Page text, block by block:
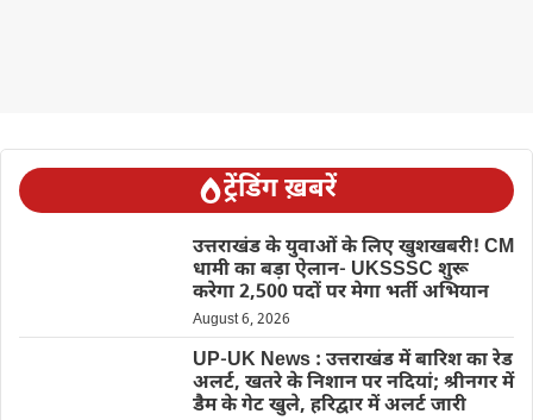
ट्रेंडिंग ख़बरें
उत्तराखंड के युवाओं के लिए खुशखबरी! CM
धामी का बड़ा ऐलान- UKSSSC शुरू
करेगा 2,500 पदों पर मेगा भर्ती अभियान
August 6, 2026
UP-UK News : उत्तराखंड में बारिश का रेड
अलर्ट, खतरे के निशान पर नदियां; श्रीनगर में
डैम के गेट खुले, हरिद्वार में अलर्ट जारी